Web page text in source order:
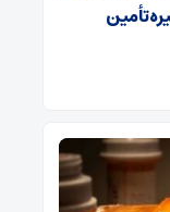
تأمین